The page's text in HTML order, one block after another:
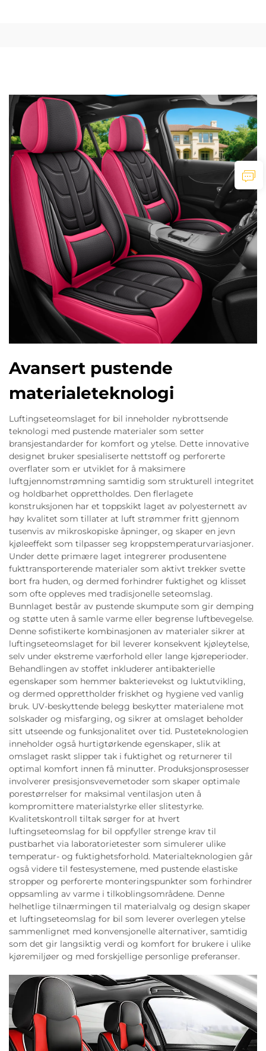
Avansert pustende
materialeteknologi
Luftingseteomslaget for bil inneholder nybrottsende
teknologi med pustende materialer som setter
bransjestandarder for komfort og ytelse. Dette innovative
designet bruker spesialiserte nettstoff og perforerte
overflater som er utviklet for å maksimere
luftgjennomstrømning samtidig som strukturell integritet
og holdbarhet opprettholdes. Den flerlagete
konstruksjonen har et toppskikt laget av polyesternett av
høy kvalitet som tillater at luft strømmer fritt gjennom
tusenvis av mikroskopiske åpninger, og skaper en jevn
kjøleeffekt som tilpasser seg kroppstemperaturvariasjoner.
Under dette primære laget integrerer produsentene
fukttransporterende materialer som aktivt trekker svette
bort fra huden, og dermed forhindrer fuktighet og klisset
som ofte oppleves med tradisjonelle seteomslag.
Bunnlaget består av pustende skumpute som gir demping
og støtte uten å samle varme eller begrense luftbevegelse.
Denne sofistikerte kombinasjonen av materialer sikrer at
luftingseteomslaget for bil leverer konsekvent kjøleytelse,
selv under ekstreme værforhold eller lange kjøreperioder.
Behandlingen av stoffet inkluderer antibakterielle
egenskaper som hemmer bakterievekst og luktutvikling,
og dermed opprettholder friskhet og hygiene ved vanlig
bruk. UV-beskyttende belegg beskytter materialene mot
solskader og misfarging, og sikrer at omslaget beholder
sitt utseende og funksjonalitet over tid. Pusteteknologien
inneholder også hurtigtørkende egenskaper, slik at
omslaget raskt slipper tak i fuktighet og returnerer til
optimal komfort innen få minutter. Produksjonsprosesser
involverer presisjonsvevemetoder som skaper optimale
porestørrelser for maksimal ventilasjon uten å
kompromittere materialstyrke eller slitestyrke.
Kvalitetskontroll tiltak sørger for at hvert
luftingseteomslag for bil oppfyller strenge krav til
pustbarhet via laboratorietester som simulerer ulike
temperatur- og fuktighetsforhold. Materialteknologien går
også videre til festesystemene, med pustende elastiske
stropper og perforerte monteringspunkter som forhindrer
oppsamling av varme i tilkoblingsområdene. Denne
helhetlige tilnærmingen til materialvalg og design skaper
et luftingseteomslag for bil som leverer overlegen ytelse
sammenlignet med konvensjonelle alternativer, samtidig
som det gir langsiktig verdi og komfort for brukere i ulike
kjøremiljøer og med forskjellige personlige preferanser.